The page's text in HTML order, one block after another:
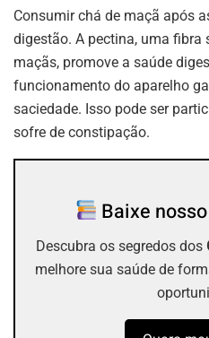
Consumir chá de maçã após
digestão. A pectina, uma fibra
maçãs, promove a saúde
funcionamento do aparelho
saciedade. Isso pode ser
sofre de constipação.
Baixe
Descubra os segredos dos
melhore sua saúde de